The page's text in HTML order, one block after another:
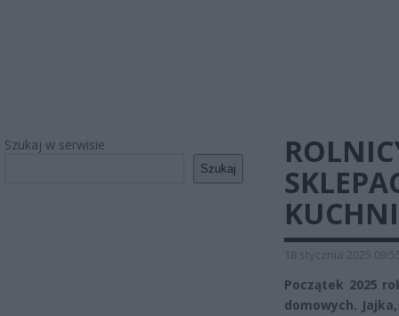
Szukaj w serwisie
Szukaj
18 stycznia 2025
Początek 2025
domowych.